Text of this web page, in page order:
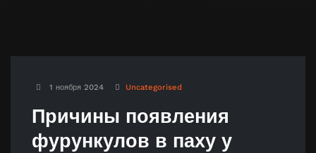
1 ноября 2024 Uncategorised
Причины появления
фурункулов в паху у